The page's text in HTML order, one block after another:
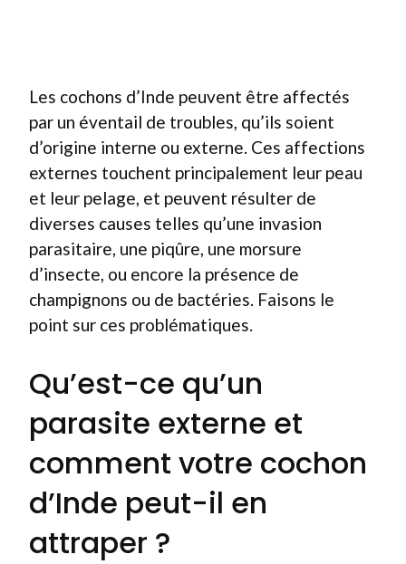
Les cochons d’Inde peuvent être affectés
par un éventail de troubles, qu’ils soient
d’origine interne ou externe. Ces affections
externes touchent principalement leur peau
et leur pelage, et peuvent résulter de
diverses causes telles qu’une invasion
parasitaire, une piqûre, une morsure
d’insecte, ou encore la présence de
champignons ou de bactéries. Faisons le
point sur ces problématiques.
Qu’est-ce qu’un
parasite externe et
comment votre cochon
d’Inde peut-il en
attraper ?